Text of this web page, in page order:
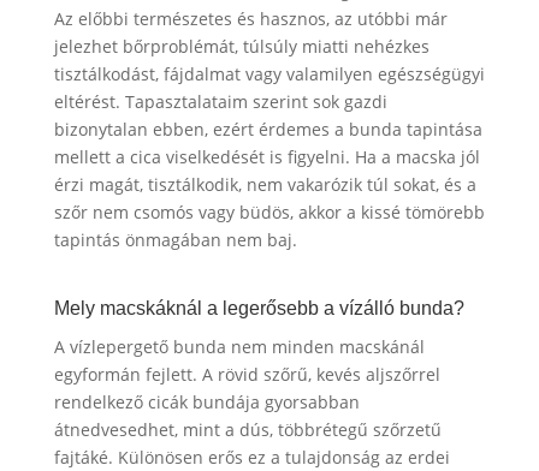
Az előbbi természetes és hasznos, az utóbbi már
jelezhet bőrproblémát, túlsúly miatti nehézkes
tisztálkodást, fájdalmat vagy valamilyen egészségügyi
eltérést. Tapasztalataim szerint sok gazdi
bizonytalan ebben, ezért érdemes a bunda tapintása
mellett a cica viselkedését is figyelni. Ha a macska jól
érzi magát, tisztálkodik, nem vakarózik túl sokat, és a
szőr nem csomós vagy büdös, akkor a kissé tömörebb
tapintás önmagában nem baj.
Mely macskáknál a legerősebb a vízálló bunda?
A vízlepergető bunda nem minden macskánál
egyformán fejlett. A rövid szőrű, kevés aljszőrrel
rendelkező cicák bundája gyorsabban
átnedvesedhet, mint a dús, többrétegű szőrzetű
fajtáké. Különösen erős ez a tulajdonság az erdei